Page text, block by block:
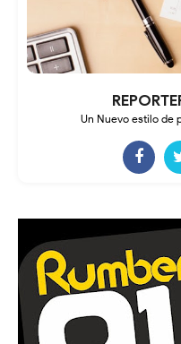
Un Nuevo estilo de